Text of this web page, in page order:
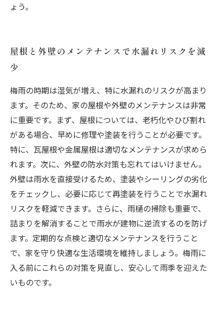
ょう。
屋根と外壁のメンテナンスで水漏れリスクを減
少
梅雨の時期は湿気が増え、特に水漏れのリスクが高まり
ます。そのため、家の屋根や外壁のメンテナンスは非常
に重要です。まず、屋根については、老朽化やひび割れ
がある場合、早めに修理や塗装を行うことが必要です。
特に、瓦屋根や金属屋根は適切なメンテナンスが求めら
れます。次に、外壁の防水対策も忘れてはいけません。
外壁は雨水を直接受けるため、塗装やシーリングの劣化
をチェックし、必要に応じて再塗装を行うことで水漏れ
リスクを軽減できます。さらに、雨樋の掃除も重要で、
詰まりを解消することで雨水が建物に逆流するのを防げ
ます。定期的な点検と適切なメンテナンスを行うこと
で、家を守り快適な生活環境を維持しましょう。梅雨に
入る前にこれらの対策を見直し、安心して雨季を迎えた
いものです。